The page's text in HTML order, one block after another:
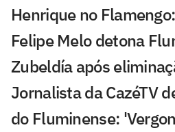
Henrique no
Felipe Melo detona
Zubeldía após
Jornalista da CazéTV
do Fluminense: